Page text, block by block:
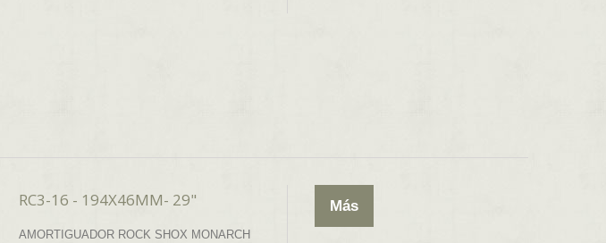
RC3-16 - 194X46MM- 29"
AMORTIGUADOR ROCK SHOX MONARCH
Más